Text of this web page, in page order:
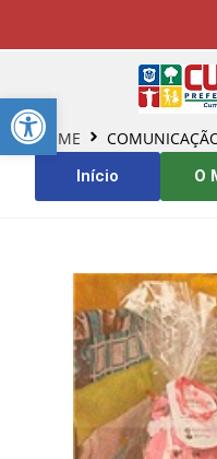
Barra de
HOME
Início O